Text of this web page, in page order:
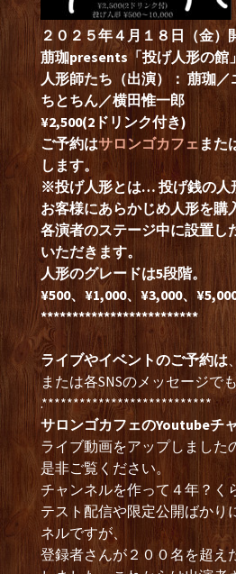
２０２５年４月１８日（金）
萠珈presents「投げ人形の館」
人形師たち（出演）： 萠珈／
ちとちん／横田惟一郎
¥2,500(2ドリンク付き)
ご予約はサロンゴカフェ また
します。
※投げ人形とは… 投げ銭の人
お客様にあらかじめ人形を購
各演者のステージ中に設置し
いただきます。
人形のグレードは5段階。
¥500、¥1,000、¥3,000、
*************************
ライブやイベントのご予約は、
または各SNSのメッセージで
.***************************
サロンゴカフェのYoutubeチ
ライブ動画をアップしました
是非ご覧ください。
チャンネルを作って４年？く
テスト配信や限定公開ばかり
ネルですが、
登録者さんが２００名を超え